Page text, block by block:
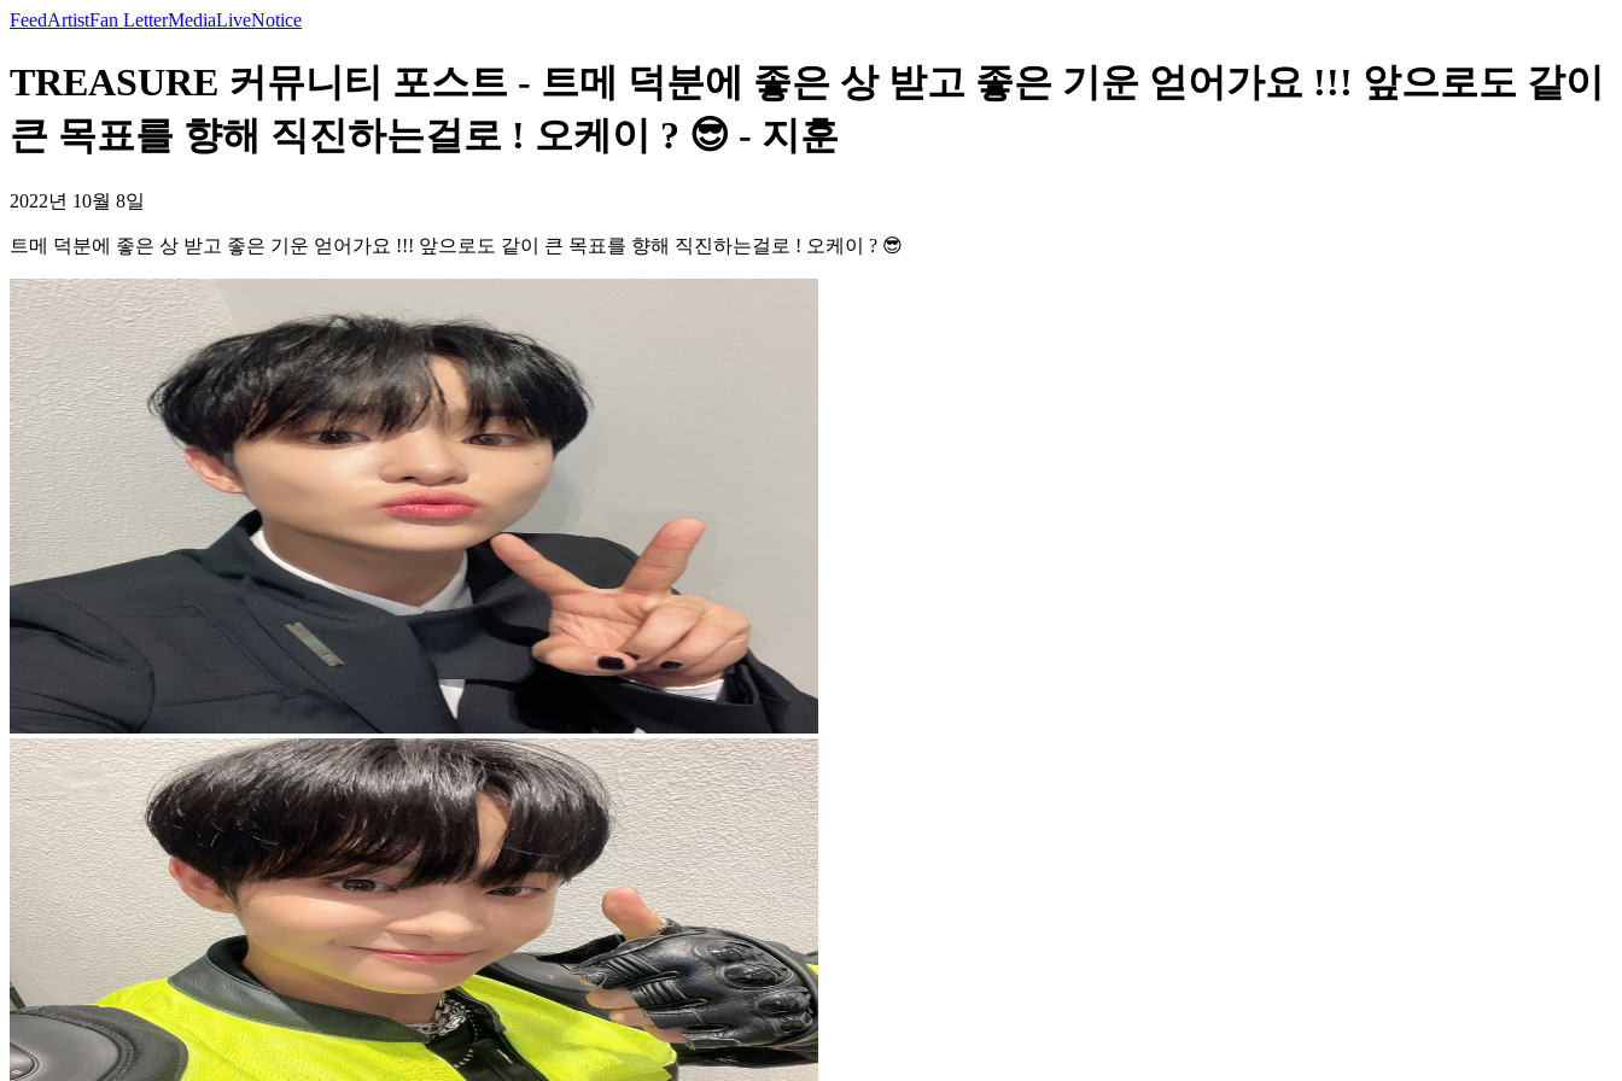
FeedArtistFan LetterMediaLiveNotice
TREASURE 커뮤니티 포스트 - 트메 덕분에 좋은 상 받고 좋은 기운 얻어가요 !!! 앞으로도 같이
큰 목표를 향해 직진하는걸로 ! 오케이 ? 😎 - 지훈
2022년 10월 8일
트메 덕분에 좋은 상 받고 좋은 기운 얻어가요 !!! 앞으로도 같이 큰 목표를 향해 직진하는걸로 ! 오케이 ? 😎